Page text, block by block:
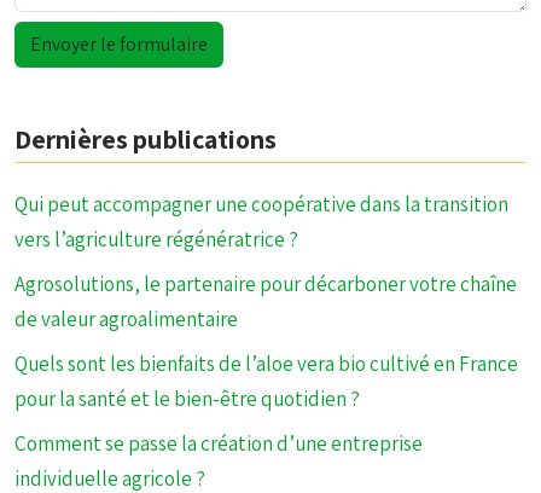
Dernières publications
Qui peut accompagner une coopérative dans la transition
vers l’agriculture régénératrice ?
Agrosolutions, le partenaire pour décarboner votre chaîne
de valeur agroalimentaire
Quels sont les bienfaits de l’aloe vera bio cultivé en France
pour la santé et le bien-être quotidien ?
Comment se passe la création d’une entreprise
individuelle agricole ?